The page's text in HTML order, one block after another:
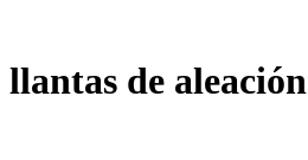
llantas de aleación